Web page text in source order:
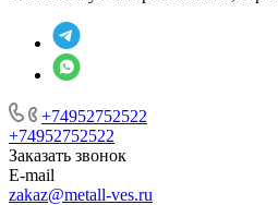
+74952752522
+74952752522
Заказать звонок
E-mail
zakaz@metall-ves.ru